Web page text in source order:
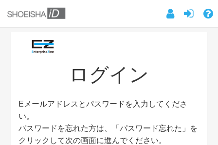
ログイン
Eメールアドレスとパスワードを入力してくださ
い。
パスワードを忘れた方は、「パスワード忘れた」を
クリックして次の画面に進んでください。